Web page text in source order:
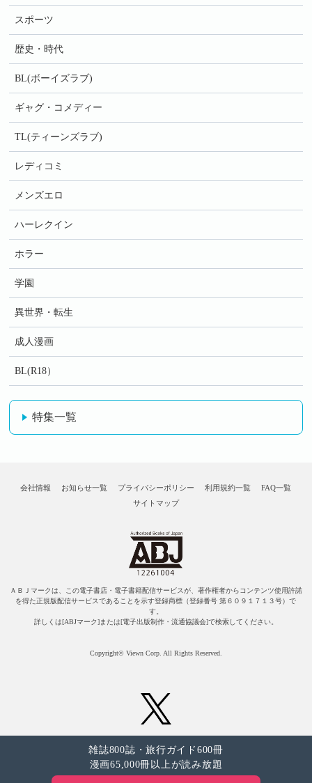
スポーツ
歴史・時代
BL(ボーイズラブ)
ギャグ・コメディー
TL(ティーンズラブ)
レディコミ
メンズエロ
ハーレクイン
ホラー
学園
異世界・転生
成人漫画
BL(R18）
特集一覧
会社情報 お知らせ一覧 プライバシーポリシー 利用規約一覧
FAQ一覧
サイトマップ
ＡＢＪマークは、この電子書店・電子書籍配信サービスが、著作権者からコンテンツ使用許諾
を得た正規版配信サービスであることを示す登録商標（登録番号 第６０９１７１３号）で
す。
詳しくは[ABJマーク]または[電子出版制作・流通協議会]で検索してください。
Copyright© Viewn Corp. All Rights Reserved.
雑誌800誌・旅行ガイド600冊
漫画65,000冊以上が読み放題